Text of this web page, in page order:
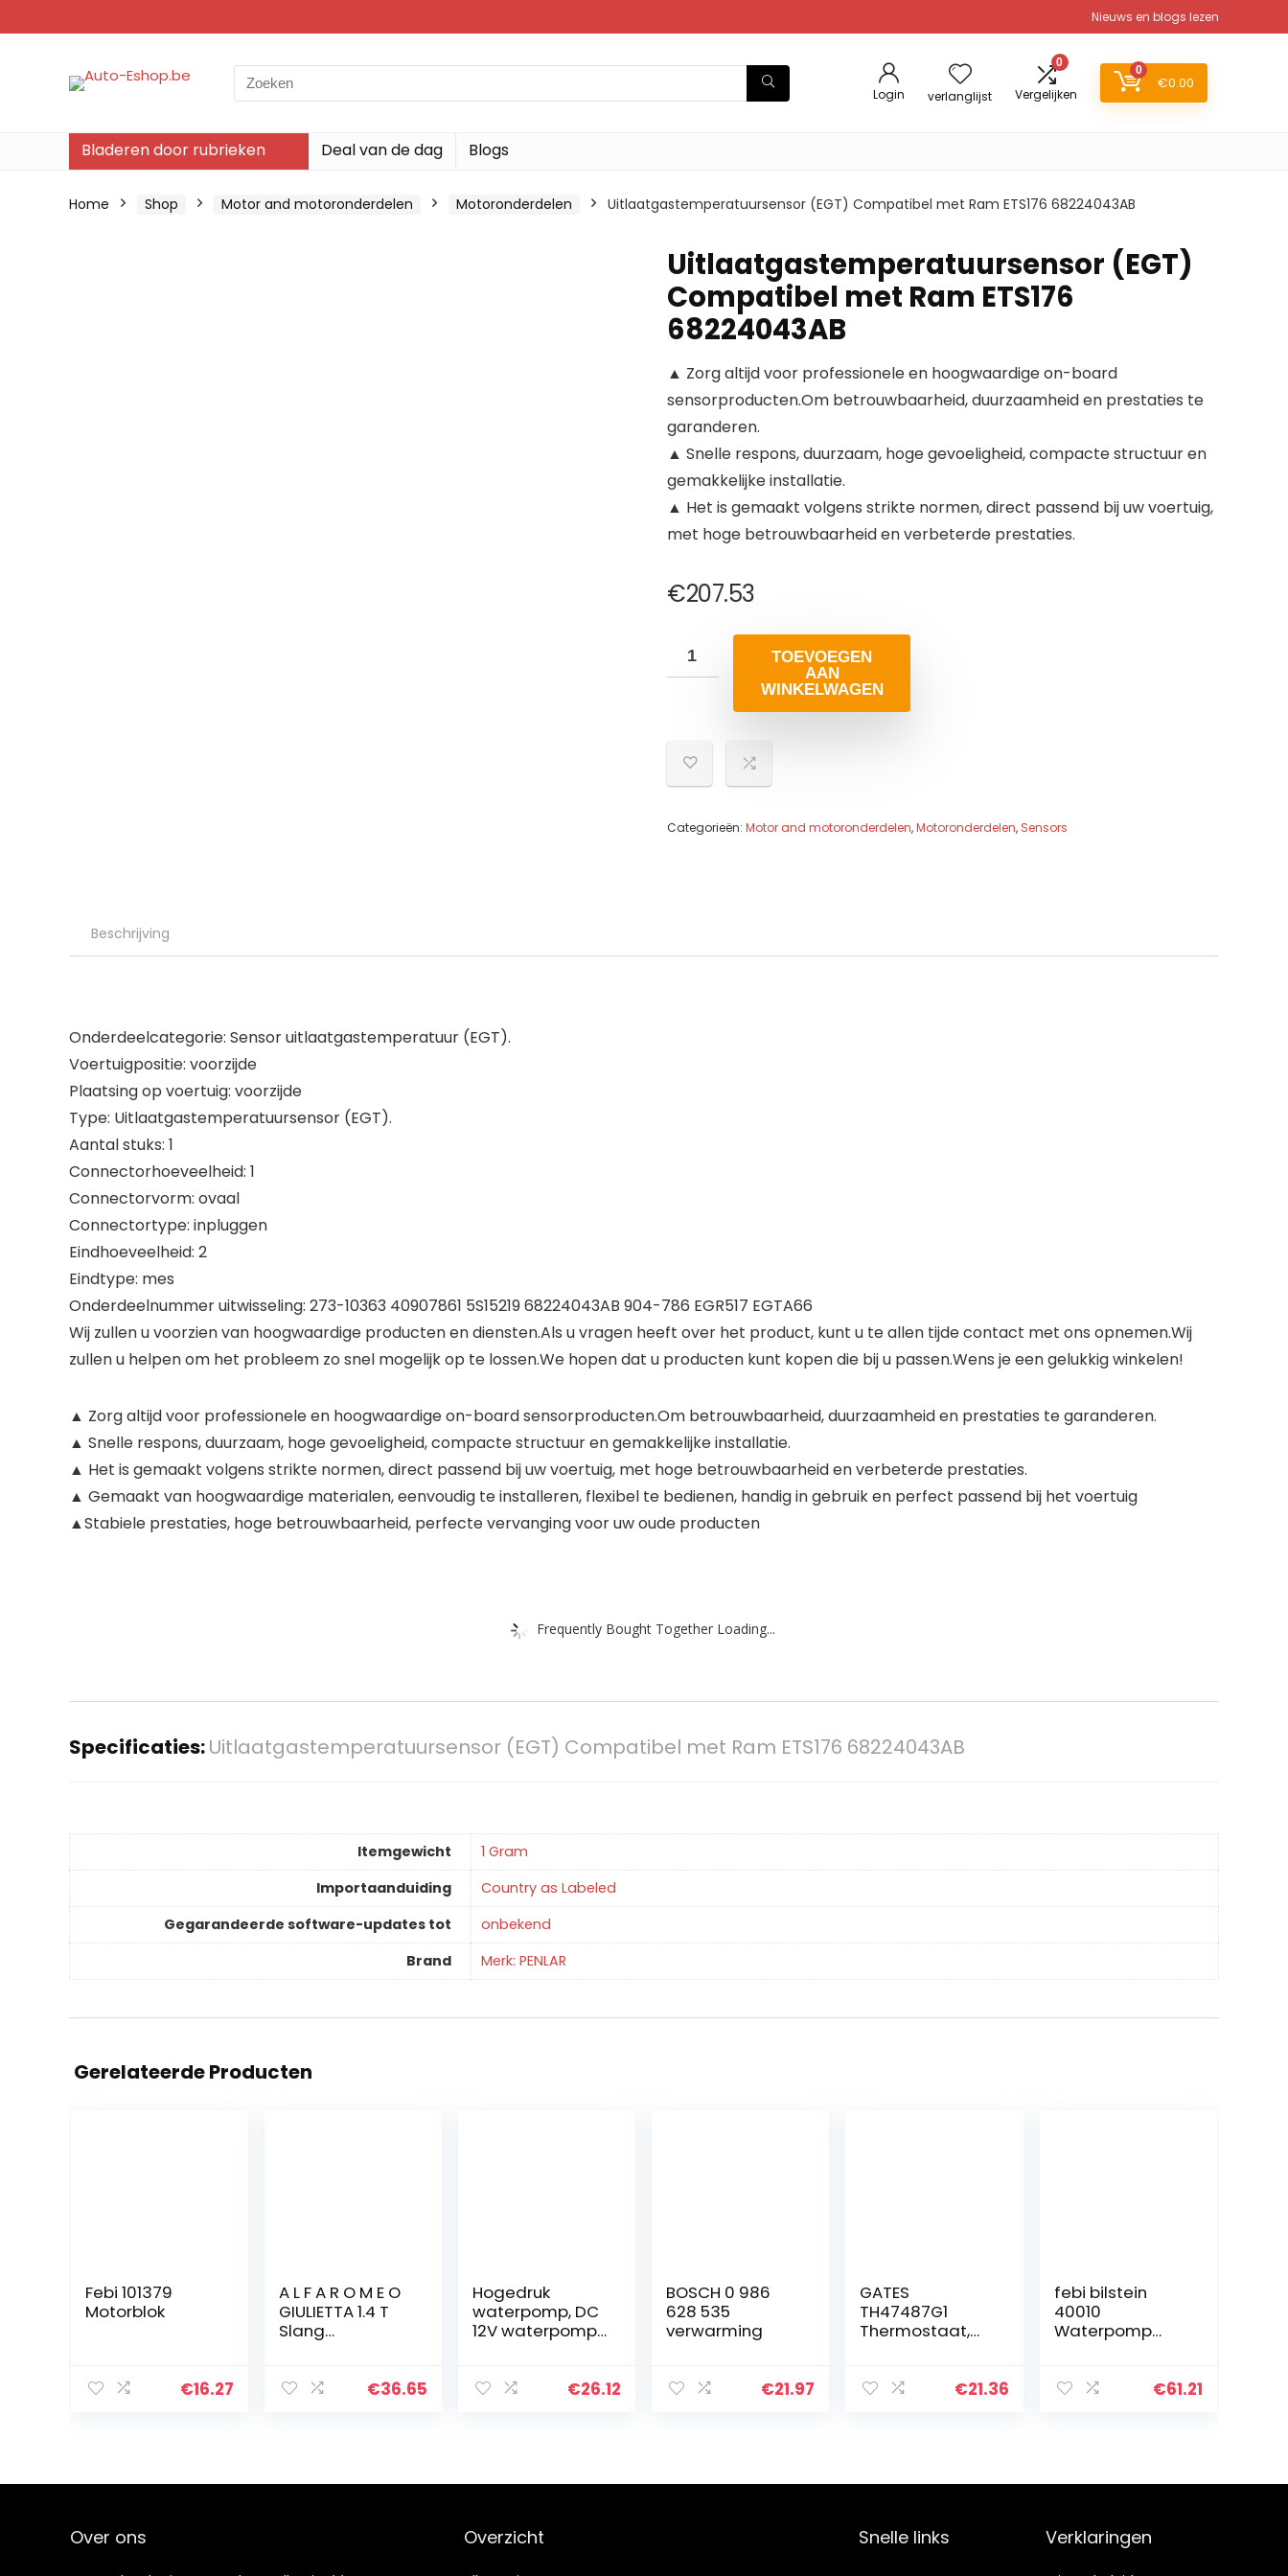
Nieuws en blogs lezen
Search
for:
Login verlanglijst
0
Vergelijken
0
€0.00
Bladeren door rubrieken Deal van de dag Blogs
Home Shop Motor and motoronderdelen Motoronderdelen Uitlaatgastemperatuursensor (EGT) Compatibel met Ram ETS176 68224043AB
Uitlaatgastemperatuursensor (EGT)
Compatibel met Ram ETS176
68224043AB
▲ Zorg altijd voor professionele en hoogwaardige on-board
sensorproducten.Om betrouwbaarheid, duurzaamheid en prestaties te
garanderen.
▲ Snelle respons, duurzaam, hoge gevoeligheid, compacte structuur en
gemakkelijke installatie.
▲ Het is gemaakt volgens strikte normen, direct passend bij uw voertuig,
met hoge betrouwbaarheid en verbeterde prestaties.
€207.53
TOEVOEGEN
AAN
WINKELWAGEN
Categorieën: Motor and motoronderdelen,Motoronderdelen, Sensors
Beschrijving
Onderdeelcategorie: Sensor uitlaatgastemperatuur (EGT).
Voertuigpositie: voorzijde
Plaatsing op voertuig: voorzijde
Type: Uitlaatgastemperatuursensor (EGT).
Aantal stuks: 1
Connectorhoeveelheid: 1
Connectorvorm: ovaal
Connectortype: inpluggen
Eindhoeveelheid: 2
Eindtype: mes
Onderdeelnummer uitwisseling: 273-10363 40907861 5S15219 68224043AB 904-786 EGR517 EGTA66
Wij zullen u voorzien van hoogwaardige producten en diensten.Als u vragen heeft over het product, kunt u te allen tijde contact met ons opnemen.Wij
zullen u helpen om het probleem zo snel mogelijk op te lossen.We hopen dat u producten kunt kopen die bij u passen.Wens je een gelukkig winkelen!
▲ Zorg altijd voor professionele en hoogwaardige on-board sensorproducten.Om betrouwbaarheid, duurzaamheid en prestaties te garanderen.
▲ Snelle respons, duurzaam, hoge gevoeligheid, compacte structuur en gemakkelijke installatie.
▲ Het is gemaakt volgens strikte normen, direct passend bij uw voertuig, met hoge betrouwbaarheid en verbeterde prestaties.
▲ Gemaakt van hoogwaardige materialen, eenvoudig te installeren, flexibel te bedienen, handig in gebruik en perfect passend bij het voertuig
▲Stabiele prestaties, hoge betrouwbaarheid, perfecte vervanging voor uw oude producten
Frequently Bought Together Loading...
Specificaties:Uitlaatgastemperatuursensor (EGT) Compatibel met Ram ETS176 68224043AB
Itemgewicht
‎1 Gram
Importaanduiding
‎Country as Labeled
Gegarandeerde software-updates tot
‎onbekend
Brand
Merk: PENLAR
Gerelateerde Producten
Febi 101379
Motorblok
€16.27
A L F A R O M E O
GIULIETTA 1.4 T
Slang
50517519-
50521790…
€36.65
Hogedruk
waterpomp, DC
12V waterpomp
e caravan
€26.12
BOSCH 0 986
628 535
verwarming
€21.97
GATES
TH47487G1
Thermostaat,
€21.36
febi bilstein
40010
Waterpomp
stuk
€61.21
Over ons Overzicht Snelle links Verklaringen